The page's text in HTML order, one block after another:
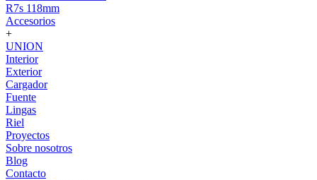
R7s 118mm
Accesorios
+
UNION
Interior
Exterior
Cargador
Fuente
Lingas
Riel
Proyectos
Sobre nosotros
Blog
Contacto